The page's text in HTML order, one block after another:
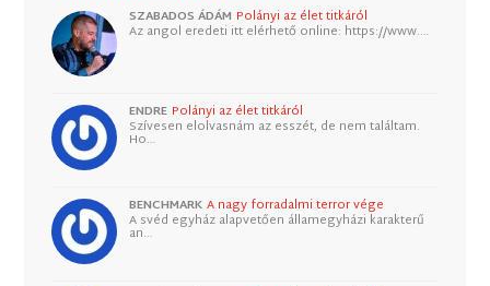
SZABADOS ÁDÁM Polányi az élet titkáról
Az angol eredeti itt elérhető online: https://www.…
ENDRE Polányi az élet titkáról
Szívesen elolvasnám az esszét, de nem találtam.
Ho…
BENCHMARK A nagy forradalmi terror vége
A svéd egyház alapvetően államegyházi karakterű
an…